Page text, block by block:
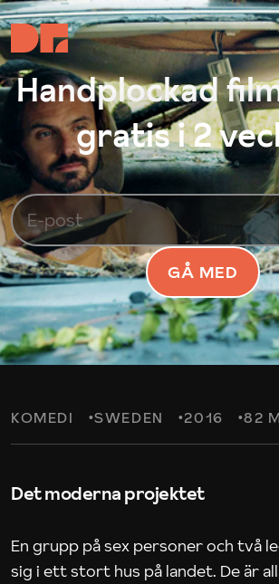
Handplockad
gratis i 2
GÅ MED
KOMEDI SWEDEN 2016 82
Det moderna projektet
En grupp på sex personer och två
sig i ett stort hus på landet. De är